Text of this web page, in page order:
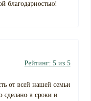
благодарностью!
Рейтинг: 5 из 5
от всей нашей семьи
сделано в сроки и